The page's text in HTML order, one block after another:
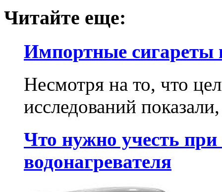
Читайте еще:
Импортные сигареты
Несмотря на то, что
исследований
Что нужно учесть
водонагревателя